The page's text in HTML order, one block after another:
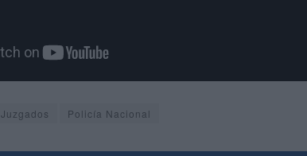
Juzgados Policía Nacional